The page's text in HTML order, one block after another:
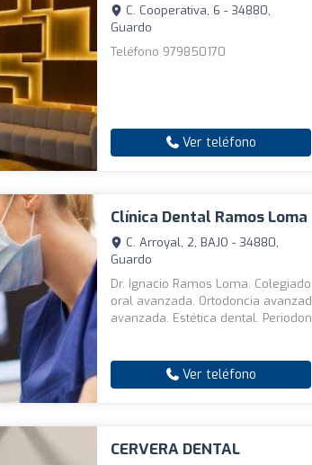
C. Cooperativa, 6 - 34880,
Guardo
Teléfono 979850170
Ver teléfono
Clínica Dental Ramos Loma
C. Arroyal, 2, BAJO - 34880,
Guardo
Dr. Ignacio Ramos Loma.
oral avanzada. Ortodoncia
avanzada. Estética dental.
Ver teléfono
CERVERA DENTAL